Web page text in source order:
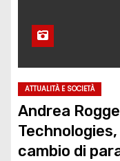
ATTUALITÀ E SOCIETÀ
Andrea
cambio di